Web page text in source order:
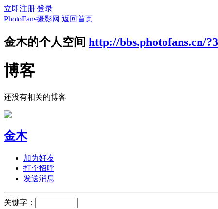
立即注册 登录
PhotoFans摄影网 返回首页
金木的个人空间 http://bbs.photofans.cn/
博客
还没有相关的博客
金木
加为好友
打个招呼
发送消息
关键字：